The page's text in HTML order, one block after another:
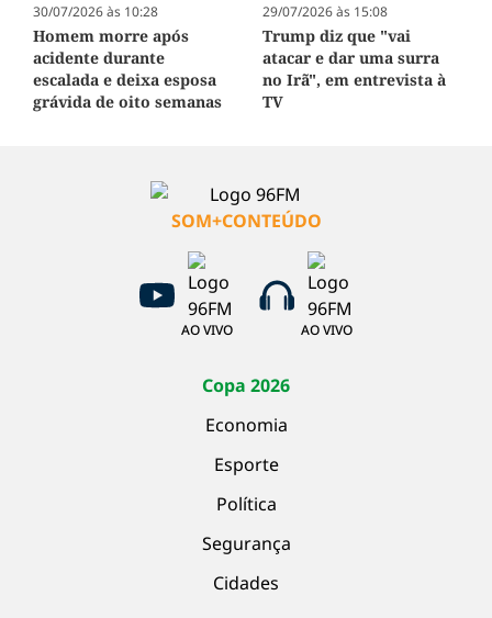
30/07/2026 às 10:28
Homem morre após
acidente durante
escalada e deixa esposa
grávida de oito semanas
29/07/2026 às 15:08
Trump diz que "vai
atacar e dar uma surra
no Irã", em entrevista à
TV
SOM+CONTEÚDO
AO VIVO AO VIVO
Copa 2026
Economia
Esporte
Política
Segurança
Cidades